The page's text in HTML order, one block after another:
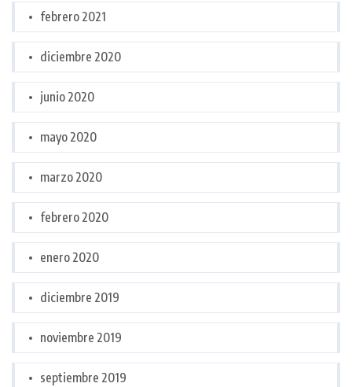
febrero 2021
diciembre 2020
junio 2020
mayo 2020
marzo 2020
febrero 2020
enero 2020
diciembre 2019
noviembre 2019
septiembre 2019